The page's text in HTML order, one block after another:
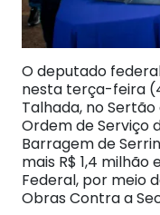
O deputado
nesta terça-feira
Talhada, no
Ordem de Serviço
Barragem de
mais R$ 1,4
Federal, por meio
Obras Contra a